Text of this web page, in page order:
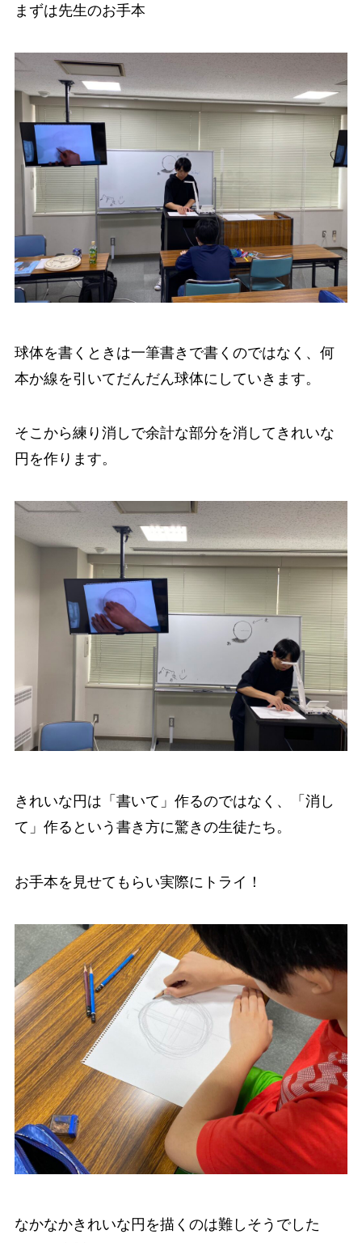
まずは先生のお手本
球体を書くときは一筆書きで書くのではなく、何
本か線を引いてだんだん球体にしていきます。
そこから練り消しで余計な部分を消してきれいな
円を作ります。
きれいな円は「書いて」作るのではなく、「消し
て」作るという書き方に驚きの生徒たち。
お手本を見せてもらい実際にトライ！
なかなかきれいな円を描くのは難しそうでした